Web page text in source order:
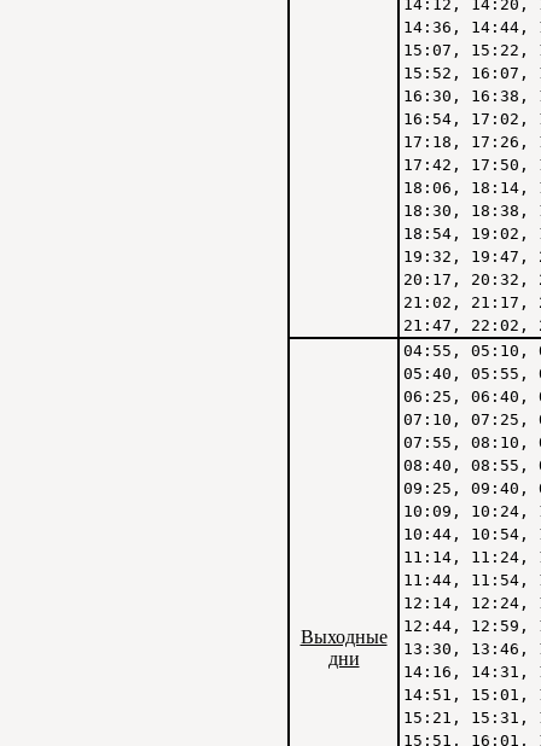
14:12, 14:20,
14:36, 14:44,
15:07, 15:22,
15:52, 16:07,
16:30, 16:38,
16:54, 17:02,
17:18, 17:26,
17:42, 17:50,
18:06, 18:14,
18:30, 18:38,
18:54, 19:02,
19:32, 19:47,
20:17, 20:32,
21:02, 21:17,
21:47, 22:02,
Выходные
дни
04:55, 05:10,
05:40, 05:55,
06:25, 06:40,
07:10, 07:25,
07:55, 08:10,
08:40, 08:55,
09:25, 09:40,
10:09, 10:24,
10:44, 10:54,
11:14, 11:24,
11:44, 11:54,
12:14, 12:24,
12:44, 12:59,
13:30, 13:46,
14:16, 14:31,
14:51, 15:01,
15:21, 15:31,
15:51, 16:01,